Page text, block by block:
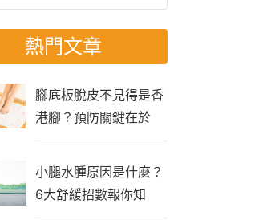
熱門文章
腳底板脫皮不見得是香
港腳？預防關鍵在於
「生活習慣」
小腿水腫原因是什麼？
6大舒緩招數報你知